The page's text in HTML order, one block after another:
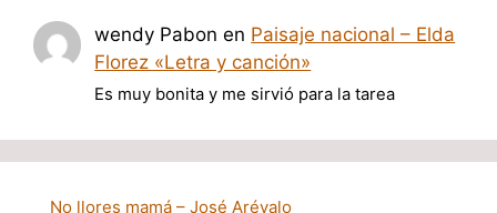
wendy Pabon en Paisaje nacional – Elda
Florez «Letra y canción»
Es muy bonita y me sirvió para la tarea
No llores mamá – José Arévalo